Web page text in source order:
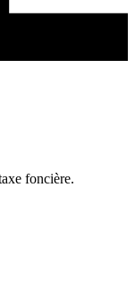
foncière.